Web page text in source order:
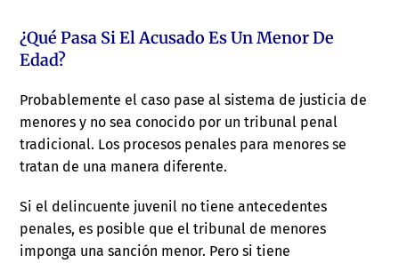
¿Qué Pasa Si El Acusado Es Un Menor De
Edad?
Probablemente el caso pase al sistema de justicia de
menores y no sea conocido por un tribunal penal
tradicional. Los procesos penales para menores se
tratan de una manera diferente.
Si el delincuente juvenil no tiene antecedentes
penales, es posible que el tribunal de menores
imponga una sanción menor. Pero si tiene